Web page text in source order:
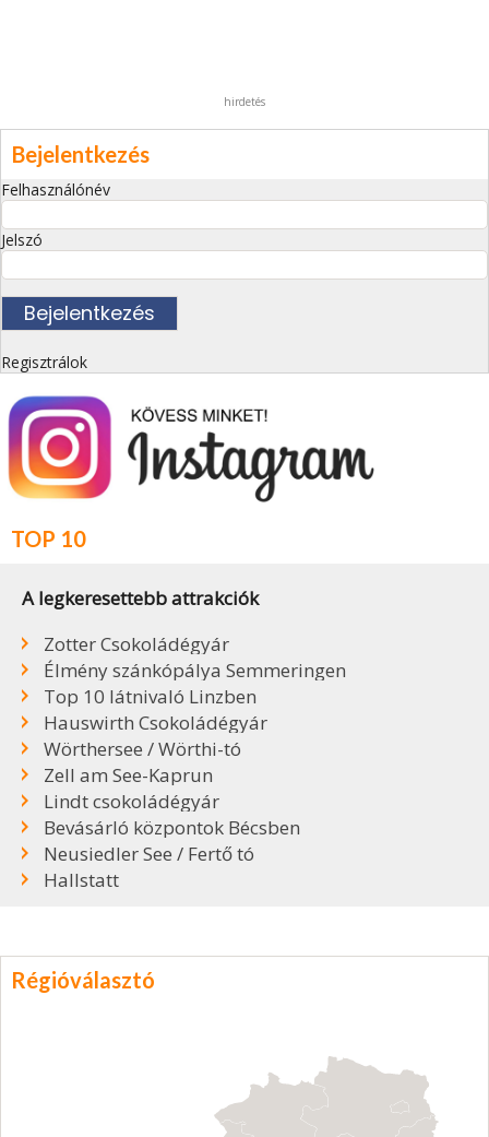
hirdetés
Bejelentkezés
Felhasználónév
Jelszó
Regisztrálok
TOP 10
A legkeresettebb attrakciók
Zotter Csokoládégyár
Élmény szánkópálya Semmeringen
Top 10 látnivaló Linzben
Hauswirth Csokoládégyár
Wörthersee / Wörthi-tó
Zell am See-Kaprun
Lindt csokoládégyár
Bevásárló központok Bécsben
Neusiedler See / Fertő tó
Hallstatt
Régióválasztó